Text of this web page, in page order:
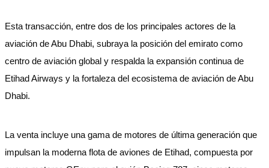
Esta transacción, entre dos de los principales actores de la
aviación de Abu Dhabi, subraya la posición del emirato como
centro de aviación global y respalda la expansión continua de
Etihad Airways y la fortaleza del ecosistema de aviación de Abu
Dhabi.
La venta incluye una gama de motores de última generación que
impulsan la moderna flota de aviones de Etihad, compuesta por